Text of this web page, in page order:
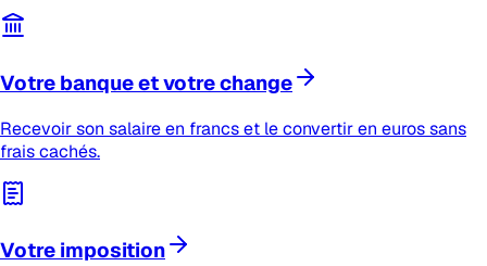
Votre banque et votre change
Recevoir son salaire en francs et le convertir en euros sans
frais cachés.
Votre imposition